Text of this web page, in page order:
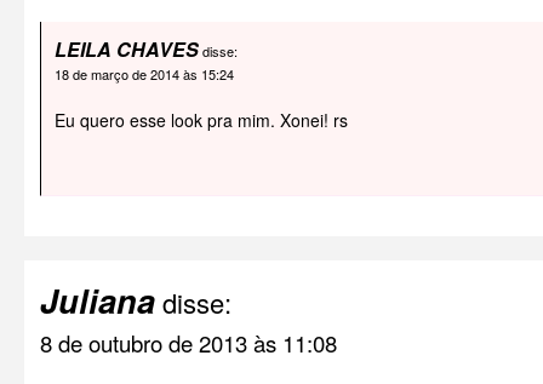
LEILA CHAVESdisse:
18 de março de 2014 às 15:24
Eu quero esse look pra mim. Xonei! rs
Julianadisse:
8 de outubro de 2013 às 11:08